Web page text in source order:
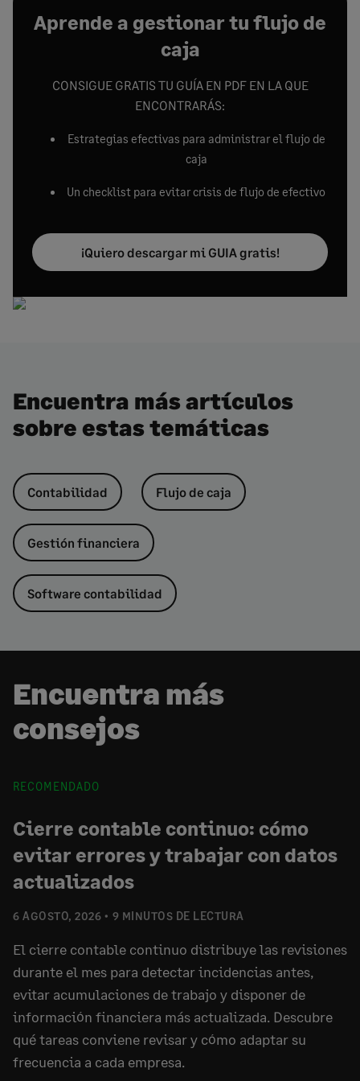
Aprende a gestionar tu flujo de
caja
CONSIGUE GRATIS TU GUÍA EN PDF EN LA QUE
ENCONTRARÁS:
Estrategias efectivas para administrar el flujo de
caja
Un checklist para evitar crisis de flujo de efectivo
¡Quiero descargar mi GUIA gratis!
Encuentra más artículos
sobre estas temáticas
Contabilidad Flujo de caja
Gestión financiera
Software contabilidad
Encuentra más
consejos
RECOMENDADO
6 AGOSTO, 2026 9 MINUTOS DE LECTURA
Cierre contable continuo: cómo
evitar errores y trabajar con datos
actualizados
El cierre contable continuo distribuye las revisiones
durante el mes para detectar incidencias antes,
evitar acumulaciones de trabajo y disponer de
información financiera más actualizada. Descubre
qué tareas conviene revisar y cómo adaptar su
frecuencia a cada empresa.